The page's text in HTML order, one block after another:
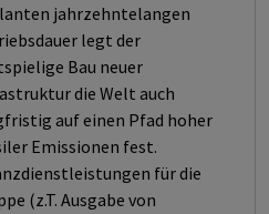
jahrzehntelangen
legt der
Bau neuer
die Welt auch
auf einen Pfad hoher
Emissionen fest.
für die
(z.T. Ausgabe von